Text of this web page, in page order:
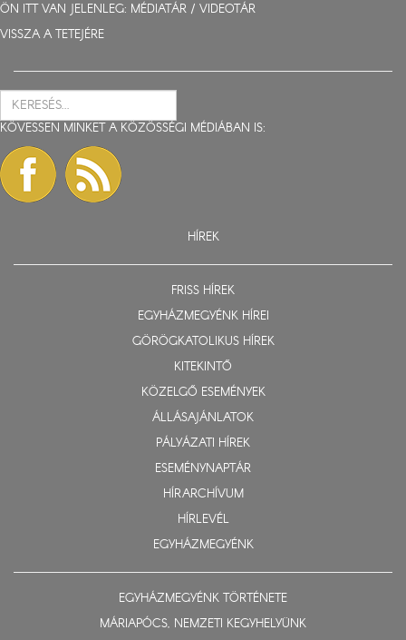
ÖN ITT VAN JELENLEG: MÉDIATÁR / VIDEOTÁR
VISSZA A TETEJÉRE
KÖVESSEN MINKET A KÖZÖSSÉGI MÉDIÁBAN IS:
HÍREK
FRISS HÍREK
EGYHÁZMEGYÉNK HÍREI
GÖRÖGKATOLIKUS HÍREK
KITEKINTŐ
KÖZELGŐ ESEMÉNYEK
ÁLLÁSAJÁNLATOK
PÁLYÁZATI HÍREK
ESEMÉNYNAPTÁR
HÍRARCHÍVUM
HÍRLEVÉL
EGYHÁZMEGYÉNK
EGYHÁZMEGYÉNK TÖRTÉNETE
MÁRIAPÓCS, NEMZETI KEGYHELYÜNK